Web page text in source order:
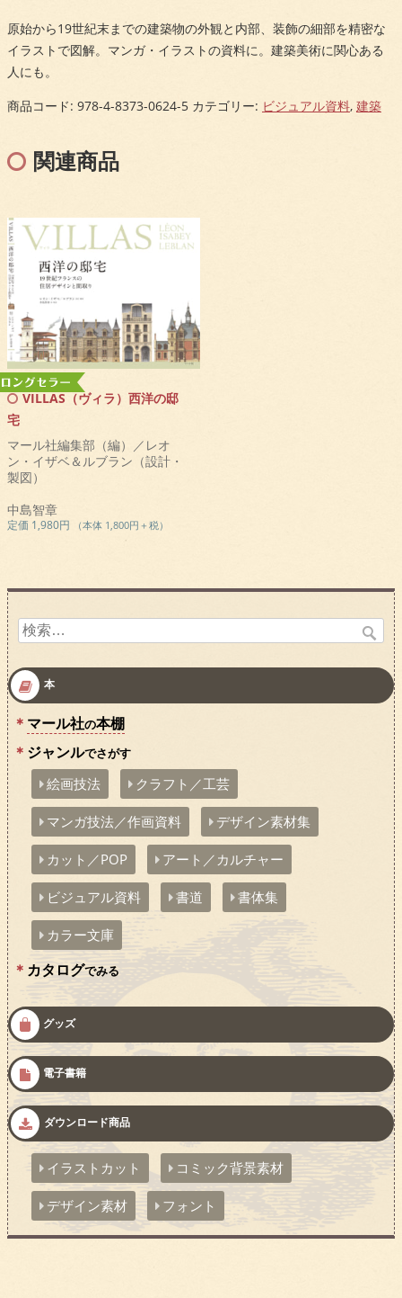
原始から19世紀末までの建築物の外観と内部、装飾の細部を精密な
イラストで図解。マンガ・イラストの資料に。建築美術に関心ある
人にも。
商品コード: 978-4-8373-0624-5 カテゴリー: ビジュアル資料, 建築
関連商品
VILLAS（ヴィラ）西洋の邸
宅
マール社編集部（編）／レオ
ン・イザベ＆ルブラン（設計・
製図）
中島智章
定価 1,980円 （本体 1,800円＋税）
検
本
マール社の本棚
ジャンルでさがす
絵画技法 クラフト／工芸
マンガ技法／作画資料 デザイン素材集
カット／POP アート／カルチャー
ビジュアル資料 書道 書体集
カラー文庫
カタログでみる
グッズ
電子書籍
ダウンロード商品
イラストカット コミック背景素材
デザイン素材 フォント